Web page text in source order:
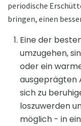
periodische
bringen, einen
Eine der
umzugehen,
oder ein
ausgeprägten
sich zu
loszuwerden
möglich - in